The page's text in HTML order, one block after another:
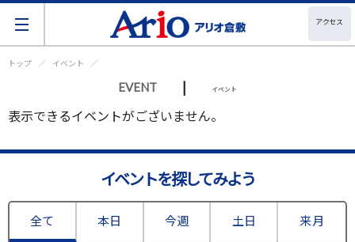
アクセス
トップ イベント
EVENT | イベント
表示できるイベントがございません。
イベントを探してみよう
全て 本日 今週 土日 来月